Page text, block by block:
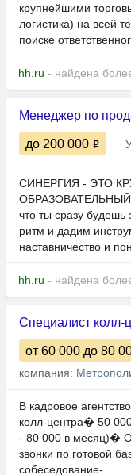
крупнейшими
логистика) на всей
поиске
hh.ru - найдена
Менеджер по
до 200 000
СИНЕРГИЯ - ЭТО
ОБРАЗОВАТЕЛЬНЫЙ
что ты сразу
ритм и дадим
наставничество и
hh.ru - найдена
Специалист колл-
от 60 000 до 80
компания:
В кадровое
колл-центра� 50
- 80 000 в месяц)�
звонки по готовой
собеседование-...